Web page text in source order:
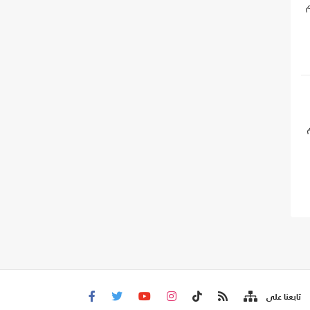
تابعنا على